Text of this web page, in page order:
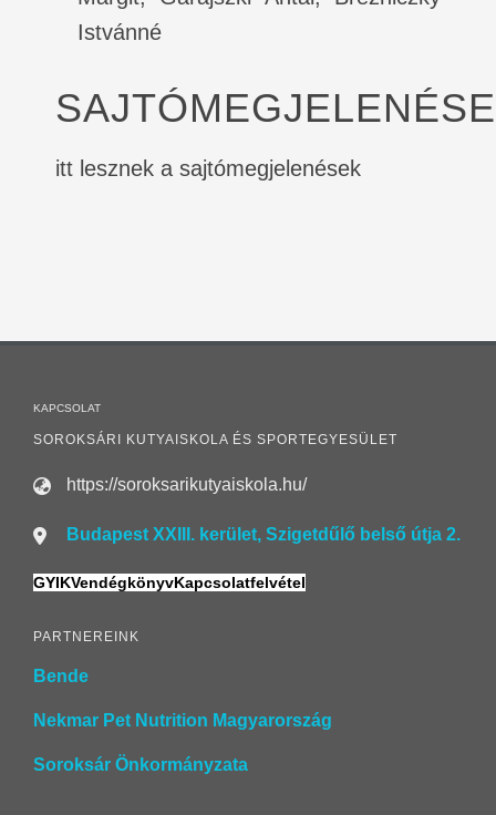
Istvánné
itt lesznek a sajtómegjelenések
KAPCSOLAT
SOROKSÁRI KUTYAISKOLA ÉS SPORTEGYESÜLET
https://soroksarikutyaiskola.hu/
Budapest XXIII. kerület, Szigetdűlő belső útja 2.
GYIKVendégkönyvKapcsolatfelvétel
PARTNEREINK
Bende
Nekmar Pet Nutrition Magyarország
Soroksár Önkormányzata